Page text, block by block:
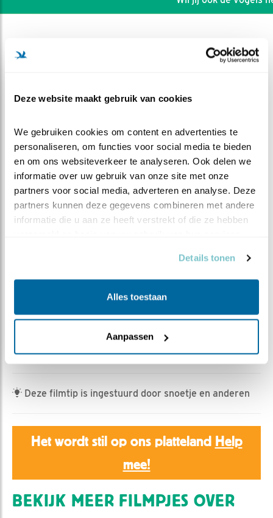
Deze website maakt gebruik van cookies
We gebruiken cookies om content en advertenties te
personaliseren, om functies voor social media te bieden
en om ons websiteverkeer te analyseren. Ook delen we
informatie over uw gebruik van onze site met onze
partners voor social media, adverteren en analyse. Deze
partners kunnen deze gegevens combineren met andere
informatie die u aan ze heeft verstrekt of die ze hebben
Details tonen
Alles toestaan
Aanpassen
DEEL DIT FILMPJE
???
Drukte op de plasdras vanmorgen.
Lees ook nieuwe en mooieblogvan Frank
Deze filmtip is ingestuurd door snoetje en anderen
Het wordt stil op ons platteland Help
mee!
BEKIJK MEER FILMPJES OVER